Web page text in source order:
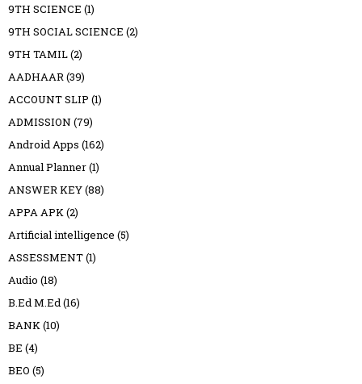
9TH SCIENCE (1)
9TH SOCIAL SCIENCE (2)
9TH TAMIL(2)
AADHAAR(39)
ACCOUNT SLIP (1)
ADMISSION (79)
Android Apps (162)
Annual Planner(1)
ANSWER KEY(88)
APPA APK(2)
Artificial intelligence (5)
ASSESSMENT(1)
Audio (18)
B.Ed M.Ed(16)
BANK(10)
BE (4)
BEO (5)